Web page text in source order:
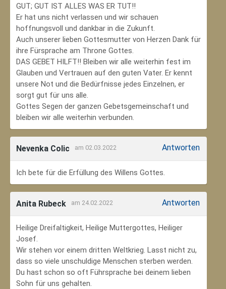
GUT; GUT IST ALLES WAS ER TUT!!
Er hat uns nicht verlassen und wir schauen
hoffnungsvoll und dankbar in die Zukunft.
Auch unserer lieben Gottesmutter von Herzen Dank für
ihre Fürsprache am Throne Gottes.
DAS GEBET HILFT!! Bleiben wir alle weiterhin fest im
Glauben und Vertrauen auf den guten Vater. Er kennt
unsere Not und die Bedürfnisse jedes Einzelnen, er
sorgt gut für uns alle.
Gottes Segen der ganzen Gebetsgemeinschaft und
bleiben wir alle weiterhin verbunden.
Nevenka Colic am 02.03.2022 Antworten
Ich bete für die Erfüllung des Willens Gottes.
Anita Rubeck am 24.02.2022 Antworten
Heilige Dreifaltigkeit, Heilige Muttergottes, Heiliger
Josef.
Wir stehen vor einem dritten Weltkrieg. Lasst nicht zu,
dass so viele unschuldige Menschen sterben werden.
Du hast schon so oft Führsprache bei deinem lieben
Sohn für uns gehalten.